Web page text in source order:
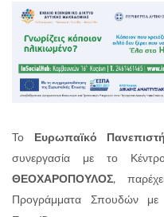
Το Ευρωπαϊκό
συνεργασία με το
ΘΕΟΧΑΡΟΠΟΥΛΟΣ,
Προγράμματα Σπουδών